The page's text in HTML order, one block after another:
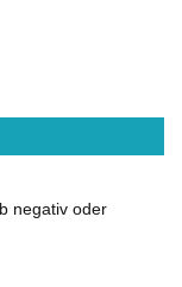
negativ oder